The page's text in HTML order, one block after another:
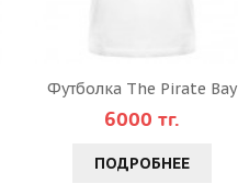
Футболка The Pirate Bay
6000 тг.
ПОДРОБНЕЕ